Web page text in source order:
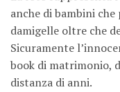
anche di bambini
damigelle oltre che
Sicuramente
book di matrimonio,
distanza di anni.